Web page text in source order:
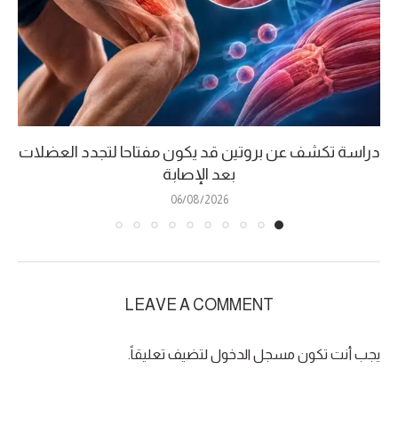
دراسة تكشف عن بروتين قد يكون مفتاحا لتجدد العضلات
بعد الإصابة
06/08/2026
LEAVE A COMMENT
يجب أنت تكون مسجل الدخول لتضيف تعليقاً.